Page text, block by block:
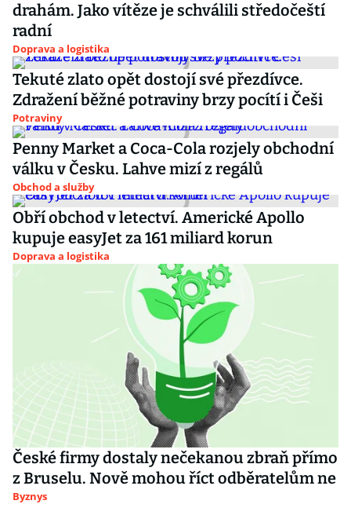
drahám. Jako vítěze je schválili středočeští
radní
Doprava a logistika
Tekuté zlato opět dostojí své přezdívce.
Zdražení běžné potraviny brzy pocítí i Češi
Potraviny
Penny Market a Coca-Cola rozjely obchodní
válku v Česku. Lahve mizí z regálů
Obchod a služby
Obří obchod v letectví. Americké Apollo
kupuje easyJet za 161 miliard korun
Doprava a logistika
České firmy dostaly nečekanou zbraň přímo
z Bruselu. Nově mohou říct odběratelům ne
Byznys